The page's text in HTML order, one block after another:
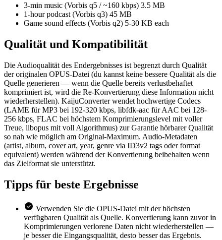
3-min music (Vorbis q5 / ~160 kbps) 3.5 MB
1-hour podcast (Vorbis q3) 45 MB
Game sound effects (Vorbis q2) 5-30 KB each
Qualität und Kompatibilität
Die Audioqualität des Endergebnisses ist begrenzt durch Qualität
der originalen OPUS-Datei (du kannst keine bessere Qualität als die
Quelle generieren — wenn die Quelle bereits verlustbehaftet
komprimiert ist, wird die Re-Konvertierung diese Information nicht
wiederherstellen). KaijuConverter wendet hochwertige Codecs
(LAME für MP3 bei 192-320 kbps, libfdk-aac für AAC bei 128-
256 kbps, FLAC bei höchstem Komprimierungslevel mit voller
Treue, libopus mit voll Algorithmus) zur Garantie hörbarer Qualität
so nah wie möglich am Original-Maximum. Audio-Metadaten
(artist, album, cover art, year, genre via ID3v2 tags oder format
equivalent) werden während der Konvertierung beibehalten wenn
das Zielformat sie unterstützt.
Tipps für beste Ergebnisse
Verwenden Sie die OPUS-Datei mit der höchsten
verfügbaren Qualität als Quelle. Konvertierung kann zuvor in
Komprimierungen verlorene Daten nicht wiederherstellen —
je besser die Eingangsqualität, desto besser das Ergebnis.